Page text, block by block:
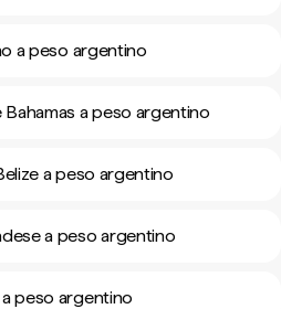
a peso argentino
a peso argentino
a peso argentino
a peso argentino
peso argentino